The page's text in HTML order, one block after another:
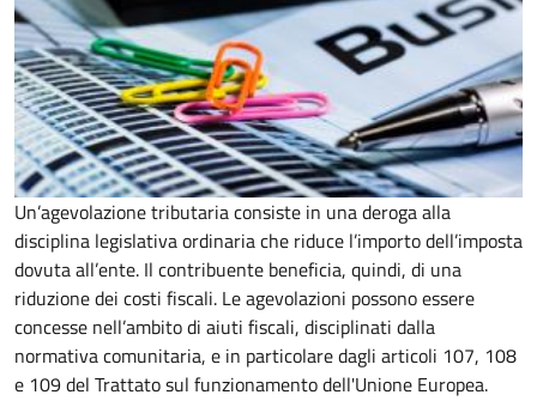
Un’agevolazione tributaria consiste in una deroga alla
disciplina legislativa ordinaria che riduce l’importo dell’imposta
dovuta all’ente. Il contribuente beneficia, quindi, di una
riduzione dei costi fiscali. Le agevolazioni possono essere
concesse nell’ambito di aiuti fiscali, disciplinati dalla
normativa comunitaria, e in particolare dagli articoli 107, 108
e 109 del Trattato sul funzionamento dell'Unione Europea.